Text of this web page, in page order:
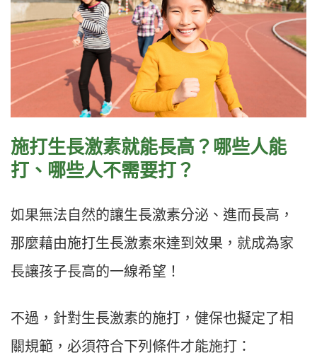
施打生長激素就能長高？哪些人能
打、哪些人不需要打？
如果無法自然的讓生長激素分泌、進而長高，
那麼藉由施打生長激素來達到效果，就成為家
長讓孩子長高的一線希望！
不過，針對生長激素的施打，健保也擬定了相
關規範，必須符合下列條件才能施打：